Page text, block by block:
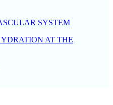
SYSTEM
AT THE